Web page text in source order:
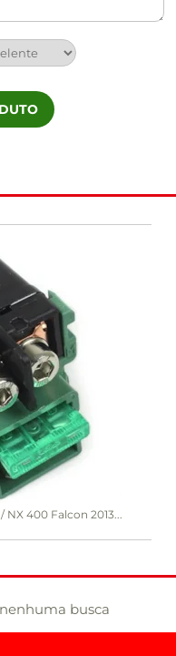
400 Falcon 2013...
busca